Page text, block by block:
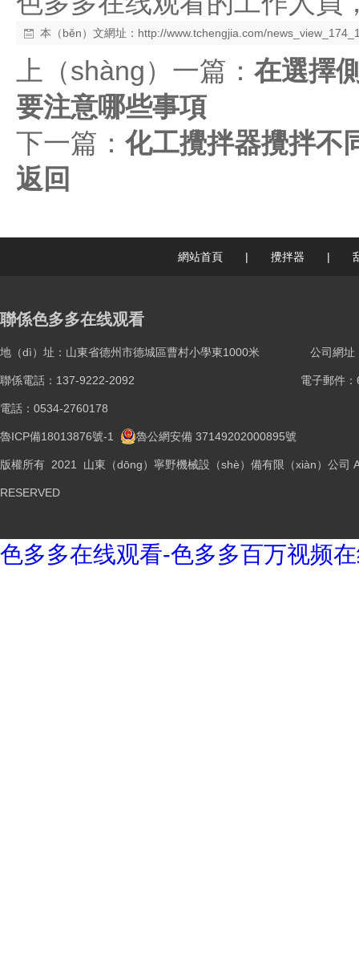
本（běn）文網址： http://www.tchengjia.com/
上（shàng）一篇： 在選擇
要注意哪些事項
下一篇： 化工攪拌器攪拌不
返回
網站首頁 | 攪拌器 |
聯係色多多在线观看
地（dì）址：山東省德州市德城區曹村小學東1000米 公司網址
聯係電話：137-9222-2092 電子郵件
電話：0534-2760178
魯ICP備18013876號-1 魯公網安備 37149202000895號
版權所有 2021 山東（dōng）寧野機械設（shè）備有限（xiàn）公司
RESERVED
色多多在线观看-色多多百万视频